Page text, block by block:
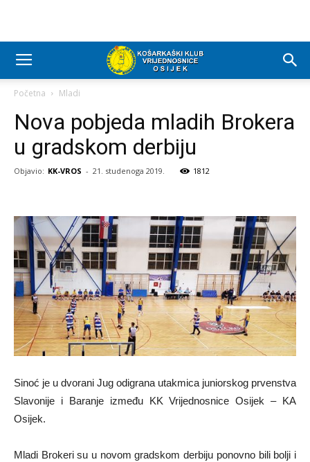
Početna Mladi
Nova pobjeda mladih Brokera
u gradskom derbiju
Objavio: KK-VROS - 21. studenoga 2019. 1812
Sinoć je u dvorani Jug odigrana utakmica juniorskog prvenstva
Slavonije i Baranje između KK Vrijednosnice Osijek – KA
Osijek.
Mladi Brokeri su u novom gradskom derbiju ponovno bili bolji i